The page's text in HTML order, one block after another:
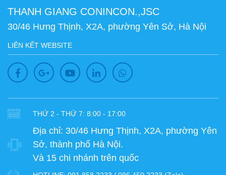
THANH GIANG CONINCON.,JSC
30/46 Hưng Thịnh, X2A, phường Yên Sở, Hà Nội
LIÊN KẾT WEBSITE
THỨ 2 - THỨ 7: 8:00 - 17:00
Địa chỉ: 30/46 Hưng Thịnh, X2A, phường Yên
Sở, thành phố Hà Nội.
Và 15 chi nhánh trên quốc